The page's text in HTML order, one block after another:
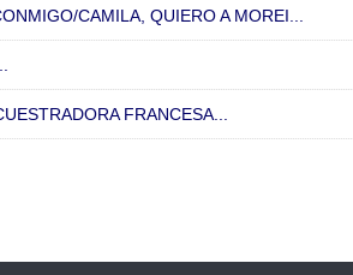
CAMILA, QUIERO A MOREI...
FRANCESA...